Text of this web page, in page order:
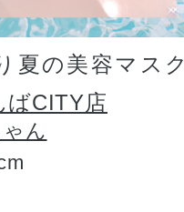
夏の美容マスク
ばCITY店
ん